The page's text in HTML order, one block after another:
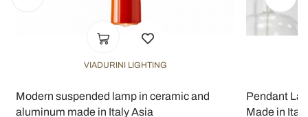
VIADURINI LIGHTING
Modern suspended lamp in ceramic and
aluminum made in Italy Asia
Pendant
Made in